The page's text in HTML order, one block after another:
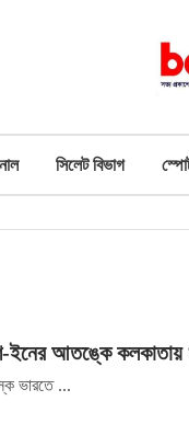
সিলেট বিভাগ
ইনের আতঙ্কে
ভারতে ...